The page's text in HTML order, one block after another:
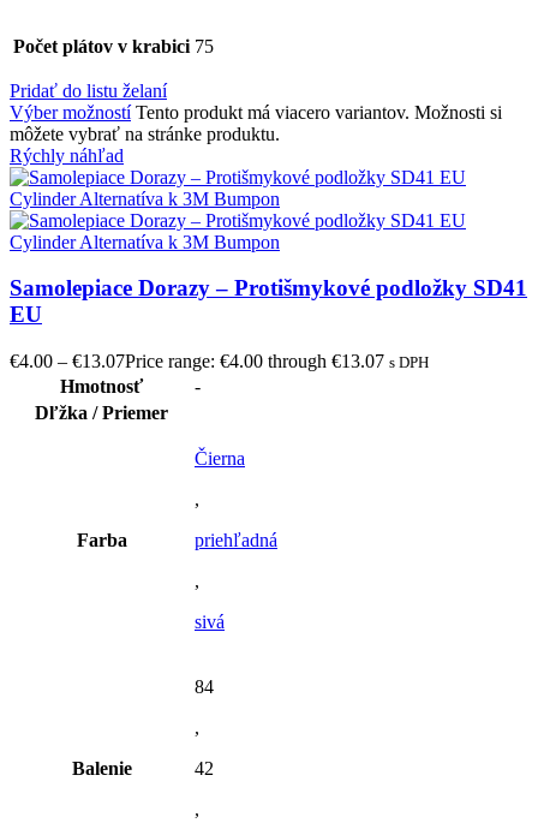
Počet plátov v krabici 75
Pridať do listu želaní
Výber možností Tento produkt má viacero variantov. Možnosti si
môžete vybrať na stránke produktu.
Rýchly náhľad
Samolepiace Dorazy – Protišmykové podložky SD41
EU
€4.00 – €13.07Price range: €4.00 through €13.07 s DPH
Hmotnosť
-
Dľžka / Priemer
Farba
Čierna
,
priehľadná
,
sivá
Balenie
84
,
42
,